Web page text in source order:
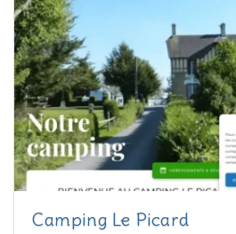
Camping Le Picard